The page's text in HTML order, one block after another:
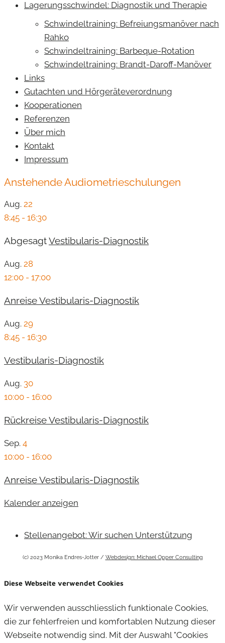
Lagerungsschwindel: Diagnostik und Therapie
Schwindeltraining: Befreiungsmanöver nach
Rahko
Schwindeltraining: Barbeque-Rotation
Schwindeltraining: Brandt-Daroff-Manöver
Links
Gutachten und Hörgeräteverordnung
Kooperationen
Referenzen
Über mich
Kontakt
Impressum
Anstehende Audiometrieschulungen
Aug. 22
8:45 - 16:30
AbgesagtVestibularis-Diagnostik
Aug. 28
12:00 - 17:00
Anreise Vestibularis-Diagnostik
Aug. 29
8:45 - 16:30
Vestibularis-Diagnostik
Aug. 30
10:00 - 16:00
Rückreise Vestibularis-Diagnostik
Sep. 4
10:00 - 16:00
Anreise Vestibularis-Diagnostik
Kalender anzeigen
Stellenangebot: Wir suchen Unterstützung
(c) 2023 Monika Endres-Jotter / Webdesign: Michael Opper Consulting
Diese Webseite verwendet Cookies
Wir verwenden ausschliesslich funktionale Cookies,
die zur fehlerfreien und komfortablen Nutzung dieser
Webseite notwendig sind. Mit der Auswahl "Cookies